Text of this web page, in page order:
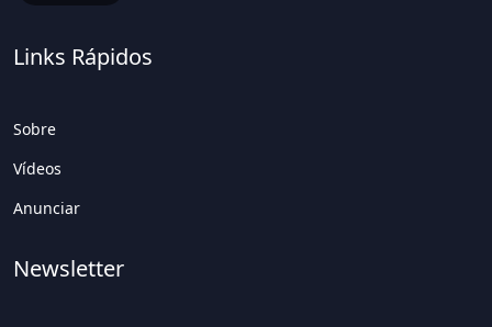
Links Rápidos
Sobre
Vídeos
Anunciar
Newsletter